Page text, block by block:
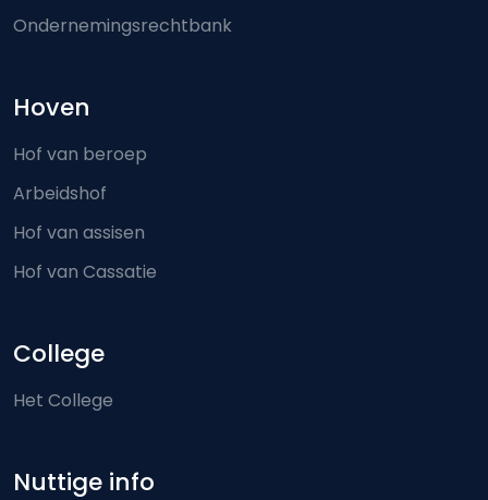
Ondernemingsrechtbank
Hoven
Hof van beroep
Arbeidshof
Hof van assisen
Hof van Cassatie
College
Het College
Nuttige info